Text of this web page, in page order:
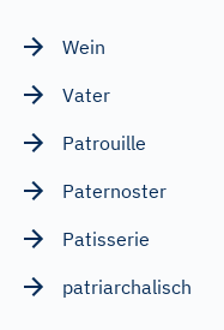
Wein
Vater
Patrouille
Paternoster
Patisserie
patriarchalisch